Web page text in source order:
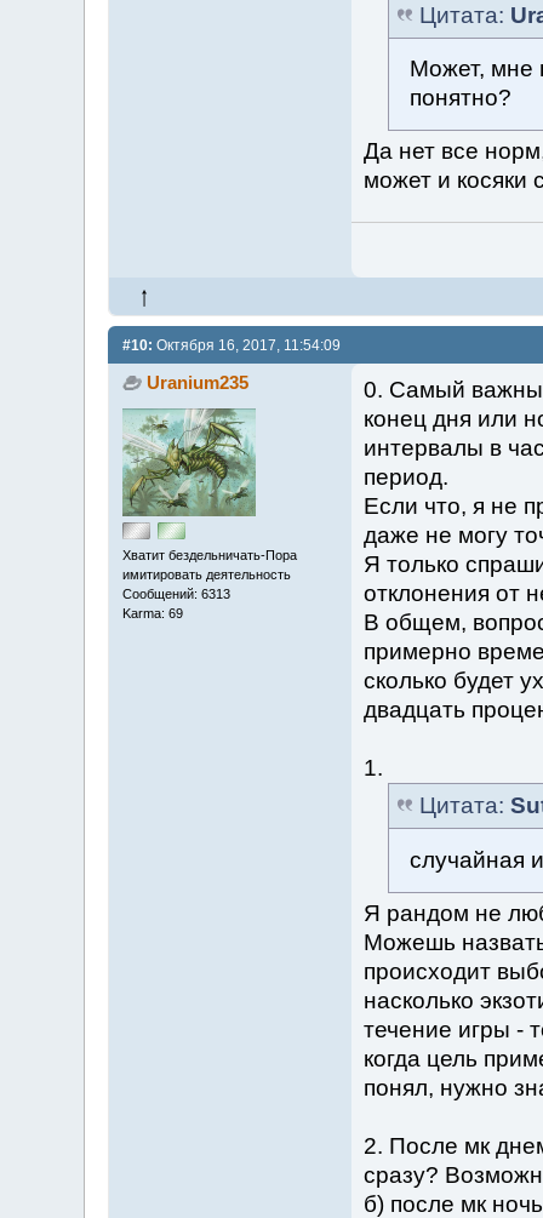
Цитата:
Может, мне
понятно?
Да нет все
может и косяки
#10: Октября 16, 2017, 11:54:09
Uranium235
Хватит бездельничать-Пора
имитировать деятельность
Сообщений: 6313
Karma: 69
0. Самый
конец дня или
интервалы в
период.
Если что, я не
даже не могу
Я только
отклонения от
В общем,
примерно
сколько будет
двадцать
1.
Цитата:
случайная
Я рандом не
Можешь
происходит
насколько
течение игры -
когда цель
понял, нужно
2. После мк
сразу?
б) после мк